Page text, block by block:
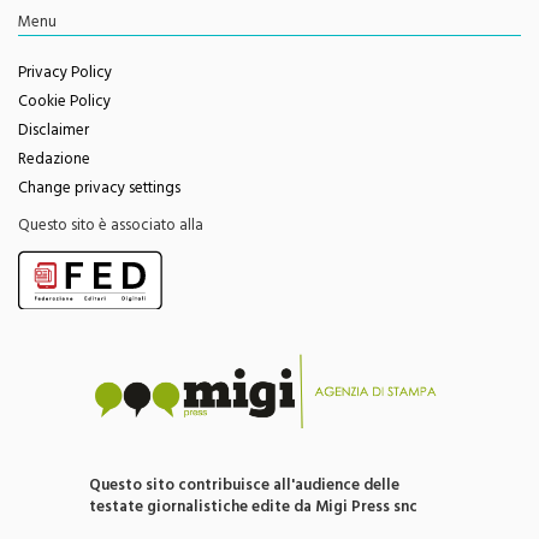
Menu
Privacy Policy
Cookie Policy
Disclaimer
Redazione
Change privacy settings
Questo sito è associato alla
Questo sito contribuisce all'audience delle
testate giornalistiche edite da Migi Press snc